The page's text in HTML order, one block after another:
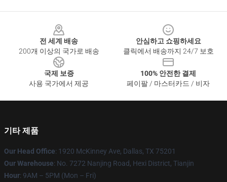
전 세계 배송
200개 이상의 국가로 배송
안심하고 쇼핑하세요
클릭에서 배송까지 24/7 보호
국제 보증
사용 국가에서 제공
100% 안전한 결제
페이팔 / 마스터카드 / 비자
기타 제품
Our Head Office: 1920 McKinney Ave, Dallas, TX 75201
Our Warehouse: No. 7272 Nanjing Road, Hexi District, Tianjin
Hour: 9AM – 5PM (Mon – Fri)